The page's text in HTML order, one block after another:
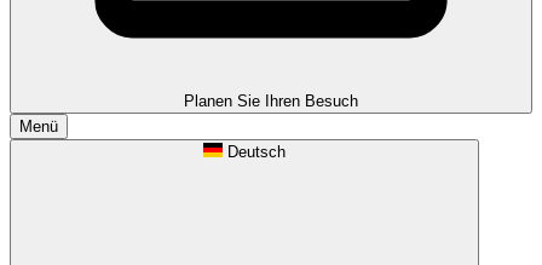
Planen Sie Ihren Besuch
Menü
Deutsch